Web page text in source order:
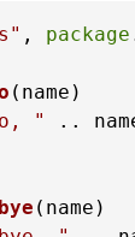
, package
(name)
" ..
(name)